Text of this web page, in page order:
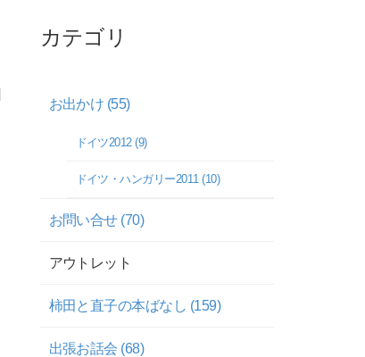
カテゴリ
お出かけ (55)
ドイツ2012 (9)
ドイツ・ハンガリー2011 (10)
お問い合せ (70)
アウトレット
柿田と直子の本ばなし (159)
出張お話会 (68)